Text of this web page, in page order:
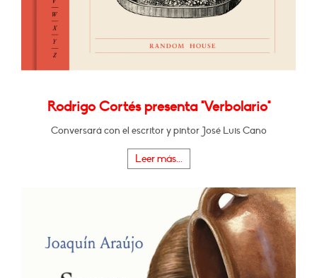
Rodrigo Cortés presenta "Verbolario"
Conversará con el escritor y pintor José Luis Cano
Leer más...